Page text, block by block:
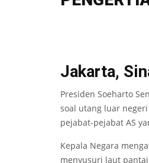
Jakarta,
Presiden Soeharto
soal utang luar
pejabat-pejabat AS
Kepala Negara
menyusuri laut